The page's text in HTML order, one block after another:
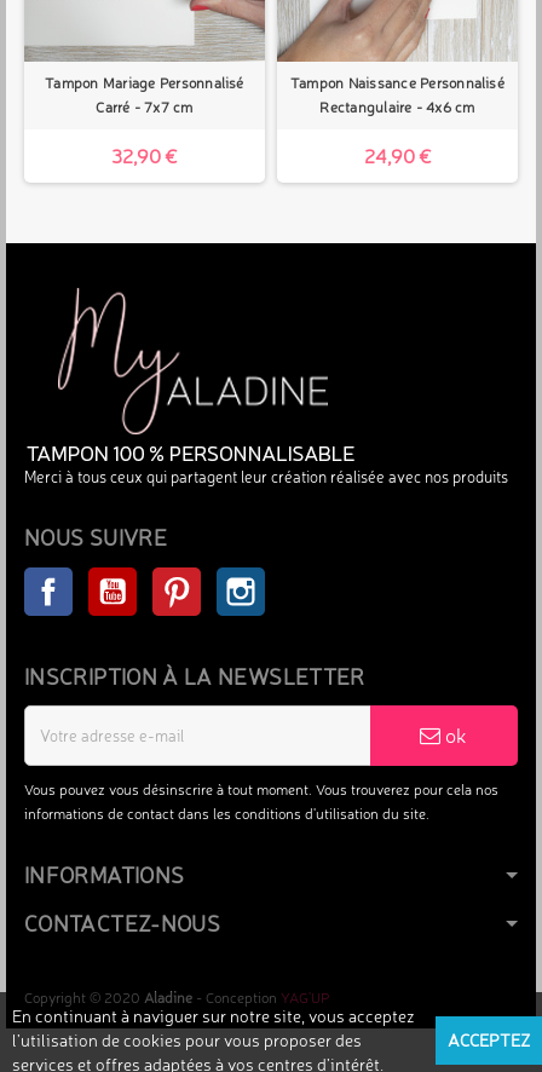
Tampon Mariage Personnalisé
Carré - 7x7 cm
32,90 €
Tampon Naissance Personnalisé
Rectangulaire - 4x6 cm
24,90 €
Merci à tous ceux qui partagent leur création réalisée avec nos produits
NOUS SUIVRE
Facebook YouTube Pinterest
INSCRIPTION À LA NEWSLETTER
ok
Vous pouvez vous désinscrire à tout moment. Vous trouverez pour cela nos
informations de contact dans les conditions d'utilisation du site.
INFORMATIONS
CONTACTEZ-NOUS
Copyright © 2020 Aladine - Conception YAG'UP
En continuant à naviguer sur notre site, vous acceptez
l’utilisation de cookies pour vous proposer des
services et offres adaptées à vos centres d’intérêt.
ACCEPTEZ